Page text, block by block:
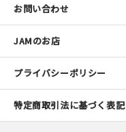
お問い合わせ
JAMのお店
プライバシーポリシー
特定商取引法に基づく表記